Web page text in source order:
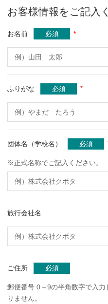
お客様情報をご記入
お名前 必須 *
ふりがな 必須 *
団体名（学校名） 必須
※正式名称でご記入ください。
旅行会社名
ご住所 必須
郵便番号 0～9の半角数字で入
りません。